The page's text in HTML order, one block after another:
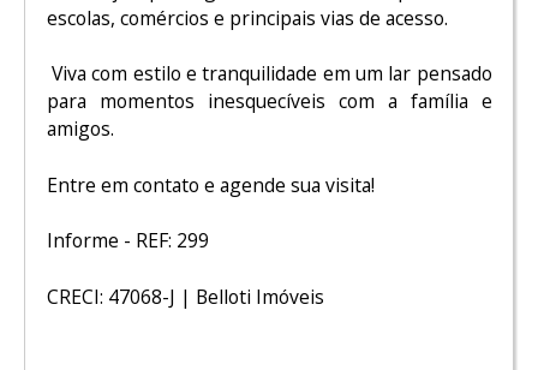
escolas, comércios e principais vias de acesso.
Viva com estilo e tranquilidade em um lar pensado
para momentos inesquecíveis com a família e
amigos.
Entre em contato e agende sua visita!
Informe - REF: 299
CRECI: 47068-J | Belloti Imóveis